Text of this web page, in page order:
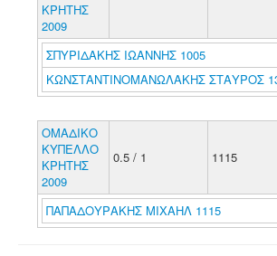
ΚΡΗΤΗΣ
2009
ΣΠΥΡΙΔΑΚΗΣ ΙΩΑΝΝΗΣ 1005
ΚΩΝΣΤΑΝΤΙΝΟΜΑΝΩΛΑΚΗΣ ΣΤΑΥΡΟΣ
ΟΜΑΔΙΚΟ
ΚΥΠΕΛΛΟ
ΚΡΗΤΗΣ
2009
0.5 / 1 1115
ΠΑΠΑΔΟΥΡΑΚΗΣ ΜΙΧΑΗΛ 1115